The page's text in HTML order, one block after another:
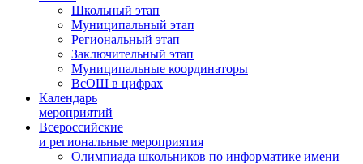
Школьный этап
Муниципальный этап
Региональный этап
Заключительный этап
Муниципальные координаторы
ВсОШ в цифрах
Календарь
мероприятий
Всероссийские
и региональные мероприятия
Олимпиада школьников по информатике имени